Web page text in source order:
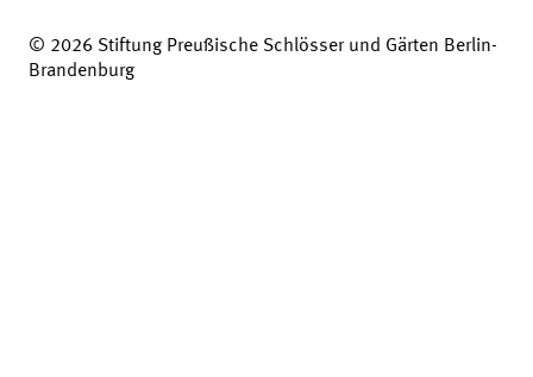
© 2026 Stiftung Preußische Schlösser und Gärten Berlin-
Brandenburg